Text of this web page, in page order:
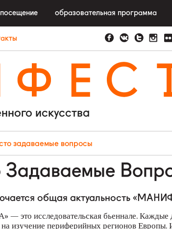
посещение образовательная программа
искусства
задаваемые вопросы
Задаваемые
общая актуальность
это исследовательская бьеннале. Каждые
изучение периферийных регионов Европы.